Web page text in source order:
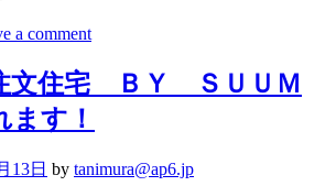
a comment
文住宅 ＢＹ ＳＵＵＭ
ます！
13日 by tanimura@ap6.jp